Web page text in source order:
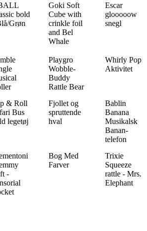
bold
Grøn
Goki Soft
Cube with
crinkle foil
and Bel
Whale
Escar
glooooow
snegl
Playgro
Wobble-
Buddy
Rattle Bear
Whirly Pop
Aktivitet
& Roll
Bus
legetøj
Fjollet og
spruttende
hval
Bablin
Banana
Musikalsk
Banan-
telefon
-
Bog Med
Farver
Trixie
Squeeze
rattle - Mrs.
Elephant